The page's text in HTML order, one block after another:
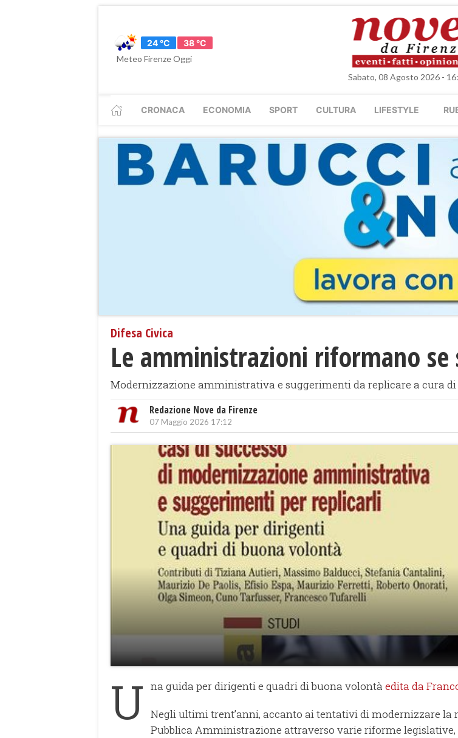
24 °C
38 °C
Meteo Firenze Oggi
Sabato, 08 Agosto 2026 -
CRONACA ECONOMIA SPORT CULTURA LIFESTYLE
Difesa Civica
Le amministrazioni riformano se
Modernizzazione amministrativa e suggerimenti da replicare a cura
Redazione Nove da Firenze
07 Maggio 2026 17:12
U na guida per dirigenti e quadri di buona volontà edita da
Negli ultimi trent’anni, accanto ai tentativi di modernizzare la
Pubblica Amministrazione attraverso varie riforme legislative,